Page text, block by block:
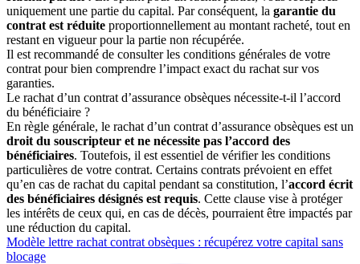
uniquement une partie du capital. Par conséquent, la garantie du
contrat est réduite proportionnellement au montant racheté, tout en
restant en vigueur pour la partie non récupérée.
Il est recommandé de consulter les conditions générales de votre
contrat pour bien comprendre l’impact exact du rachat sur vos
garanties.
Le rachat d’un contrat d’assurance obsèques nécessite-t-il l’accord
du bénéficiaire ?
En règle générale, le rachat d’un contrat d’assurance obsèques est un
droit du souscripteur et ne nécessite pas l’accord des
bénéficiaires. Toutefois, il est essentiel de vérifier les conditions
particulières de votre contrat. Certains contrats prévoient en effet
qu’en cas de rachat du capital pendant sa constitution, l’accord écrit
des bénéficiaires désignés est requis. Cette clause vise à protéger
les intérêts de ceux qui, en cas de décès, pourraient être impactés par
une réduction du capital.
Modèle lettre rachat contrat obsèques : récupérez votre capital sans
blocage